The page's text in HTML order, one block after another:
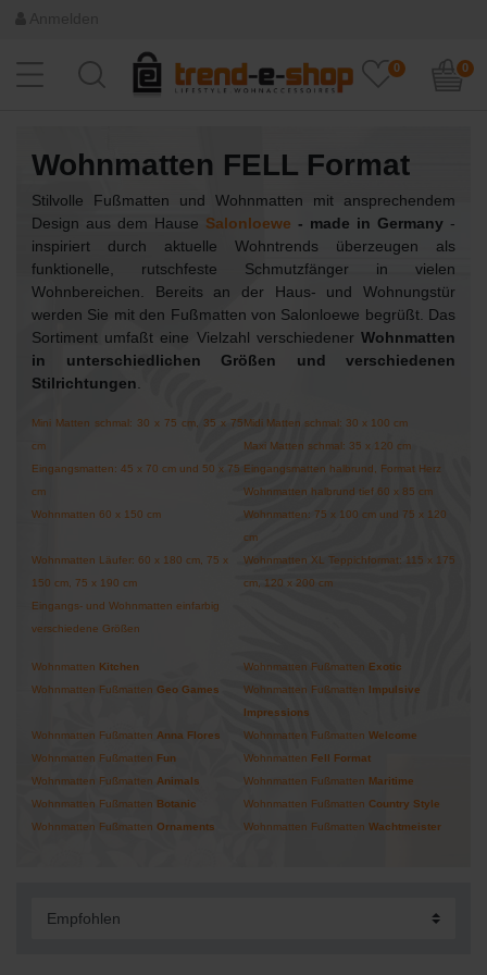
0 0
Wohnmatten FELL Format
Stilvolle Fußmatten und Wohnmatten mit ansprechendem
Design aus dem Hause Salonloewe - made in Germany -
inspiriert durch aktuelle Wohntrends überzeugen als
funktionelle, rutschfeste Schmutzfänger in vielen
Wohnbereichen. Bereits an der Haus- und Wohnungstür
werden Sie mit den Fußmatten von Salonloewe begrüßt. Das
Sortiment umfaßt eine Vielzahl verschiedener Wohnmatten
in unterschiedlichen Größen und verschiedenen
Stilrichtungen
Mini Matten schmal: 30 x 75 cm, 35 x 75
cm
Midi Matten schmal: 30 x 100 cm
Maxi Matten schmal: 35 x 120 cm
Eingangsmatten: 45 x 70 cm und 50 x 75
cm
Eingangsmatten halbrund, Format Herz
Wohnmatten halbrund tief 60 x 85 cm
Wohnmatten 60 x 150 cm
Wohnmatten: 75 x 100 cm und 75 x 120
cm
Wohnmatten Läufer: 60 x 180 cm, 75 x
150 cm, 75 x 190 cm
Wohnmatten XL Teppichformat: 115 x 175
cm, 120 x 200 cm
Eingangs- und Wohnmatten einfarbig
verschiedene Größen
Wohnmatten Kitchen Wohnmatten Fußmatten Exotic
Wohnmatten Fußmatten Geo Games Wohnmatten Fußmatten Impulsive
Impressions
Wohnmatten Fußmatten Anna Flores Wohnmatten Fußmatten Welcome
Wohnmatten Fußmatten Fun Wohnmatten Fell Format
Wohnmatten Fußmatten Animals Wohnmatten Fußmatten Maritime
Wohnmatten Fußmatten Botanic Wohnmatten Fußmatten Country Style
Wohnmatten Fußmatten Ornaments Wohnmatten Fußmatten Wachtmeister